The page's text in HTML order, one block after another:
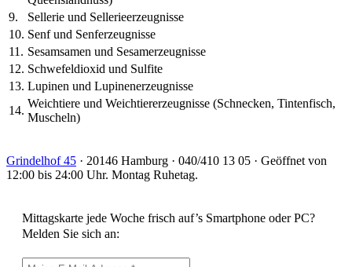
9.
Sellerie und Sellerieerzeugnisse
10. Senf und Senferzeugnisse
11. Sesamsamen und Sesamerzeugnisse
12. Schwefeldioxid und Sulfite
13. Lupinen und Lupinenerzeugnisse
14.
Weichtiere und Weichtiererzeugnisse (Schnecken, Tintenfisch,
Muscheln)
Grindelhof 45 · 20146 Hamburg · 040/410 13 05 · Geöffnet von
12:00 bis 24:00 Uhr. Montag Ruhetag.
Mittagskarte jede Woche frisch auf’s Smartphone oder PC?
Melden Sie sich an: